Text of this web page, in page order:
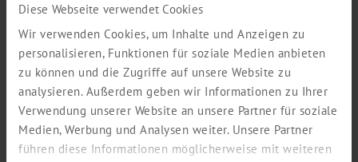
Diese Webseite verwendet Cookies
Wir verwenden Cookies, um Inhalte und Anzeigen zu
personalisieren, Funktionen für soziale Medien anbieten
zu können und die Zugriffe auf unsere Website zu
analysieren. Außerdem geben wir Informationen zu Ihrer
Verwendung unserer Website an unsere Partner für soziale
Medien, Werbung und Analysen weiter. Unsere Partner
führen diese Informationen möglicherweise mit weiteren